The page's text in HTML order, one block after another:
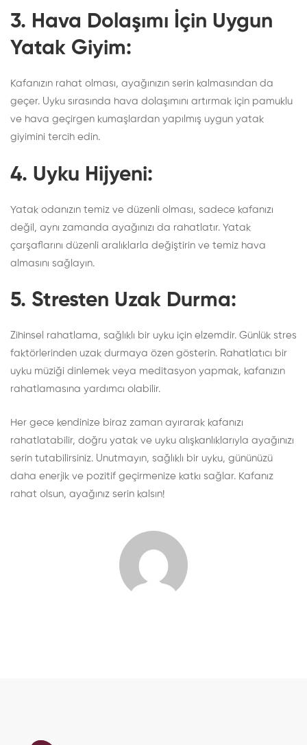
3. Hava Dolaşımı İçin Uygun
Yatak Giyim:
Kafanızın rahat olması, ayağınızın serin kalmasından da
geçer. Uyku sırasında hava dolaşımını artırmak için pamuklu
ve hava geçirgen kumaşlardan yapılmış uygun yatak
giyimini tercih edin.
4. Uyku Hijyeni:
Yatak odanızın temiz ve düzenli olması, sadece kafanızı
değil, aynı zamanda ayağınızı da rahatlatır. Yatak
çarşaflarını düzenli aralıklarla değiştirin ve temiz hava
almasını sağlayın.
5. Stresten Uzak Durma:
Zihinsel rahatlama, sağlıklı bir uyku için elzemdir. Günlük stres
faktörlerinden uzak durmaya özen gösterin. Rahatlatıcı bir
uyku müziği dinlemek veya meditasyon yapmak, kafanızın
rahatlamasına yardımcı olabilir.
Her gece kendinize biraz zaman ayırarak kafanızı
rahatlatabilir, doğru yatak ve uyku alışkanlıklarıyla ayağınızı
serin tutabilirsiniz. Unutmayın, sağlıklı bir uyku, gününüzü
daha enerjik ve pozitif geçirmenize katkı sağlar. Kafanız
rahat olsun, ayağınız serin kalsın!